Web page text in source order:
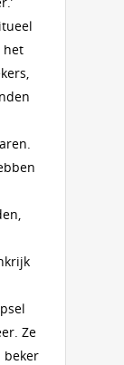
het
Ze
beker